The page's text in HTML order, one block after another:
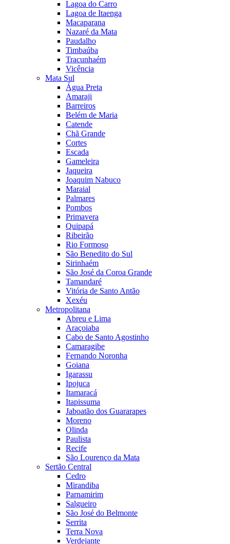
Lagoa do Carro
Lagoa de Itaenga
Macaparana
Nazaré da Mata
Paudalho
Timbaúba
Tracunhaém
Vicência
Mata Sul
Água Preta
Amaraji
Barreiros
Belém de Maria
Catende
Chã Grande
Cortes
Escada
Gameleira
Jaqueira
Joaquim Nabuco
Maraial
Palmares
Pombos
Primavera
Quipapá
Ribeirão
Rio Formoso
São Benedito do Sul
Sirinhaém
São José da Coroa Grande
Tamandaré
Vitória de Santo Antão
Xexéu
Metropolitana
Abreu e Lima
Araçoiaba
Cabo de Santo Agostinho
Camaragibe
Fernando Noronha
Goiana
Igarassu
Ipojuca
Itamaracá
Itapissuma
Jaboatão dos Guararapes
Moreno
Olinda
Paulista
Recife
São Lourenço da Mata
Sertão Central
Cedro
Mirandiba
Parnamirim
Salgueiro
São José do Belmonte
Serrita
Terra Nova
Verdejante